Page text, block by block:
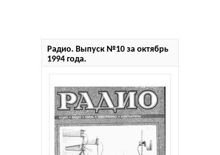
Радио. Выпуск №10 за октябрь
1994 года.